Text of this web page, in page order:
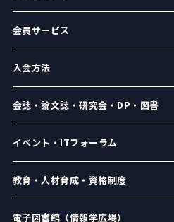
会員サービス
入会方法
会誌・論文誌・研究会・DP・図書
イベント・ITフォーラム
教育・人材育成・資格制度
電子図書館（情報学広場）